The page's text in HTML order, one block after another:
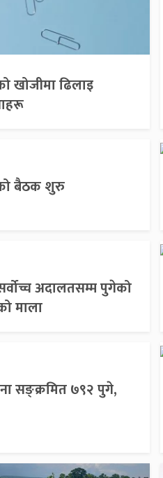
खोजीमा ढिलाइ
बैठक शुरु
अदालतसम्म पुगेको
माला
सङ्क्रमित ७९२ पुगे,